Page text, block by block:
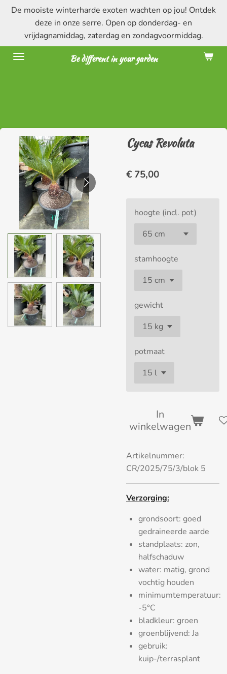
Ga
de
hoofdinhoud
Be different in your garden
De mooiste winterharde exoten wachten op jou! Ontdek
deze in onze serre. Open op donderdag- en
vrijdagnamiddag, zaterdag en zondagvoormiddag.
Cycas Revoluta
€ 75,00
hoogte (incl. pot)
stamhoogte
gewicht
potmaat
In
winkelwagen
Artikelnummer:
CR/2025/75/3/blok 5
Verzorging:
grondsoort: goed
gedraineerde aarde
standplaats: zon,
halfschaduw
water: matig, grond
vochtig houden
minimumtemperatuur:
-5°C
bladkleur: groen
groenblijvend: Ja
gebruik:
kuip-/terrasplant